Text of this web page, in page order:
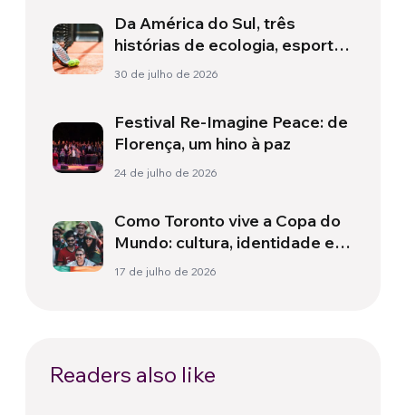
Da América do Sul, três
histórias de ecologia, esporte
e saúde
30 de julho de 2026
Festival Re-Imagine Peace: de
Florença, um hino à paz
24 de julho de 2026
Como Toronto vive a Copa do
Mundo: cultura, identidade e
política para além do campo
17 de julho de 2026
Readers also like